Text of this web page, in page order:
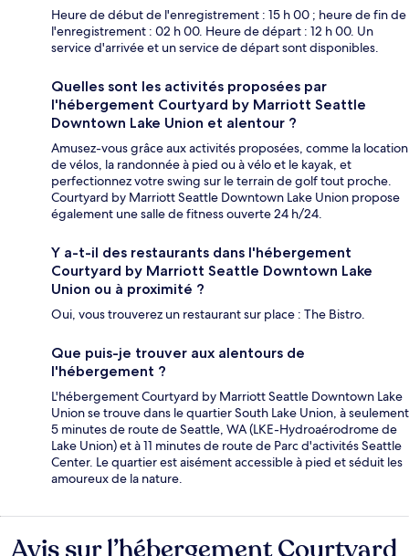
Heure de début de l'enregistrement : 15 h 00 ; heure de fin de
l'enregistrement : 02 h 00. Heure de départ : 12 h 00. Un
service d'arrivée et un service de départ sont disponibles.
Quelles sont les activités proposées par
l'hébergement Courtyard by Marriott Seattle
Downtown Lake Union et alentour ?
Amusez-vous grâce aux activités proposées, comme la location
de vélos, la randonnée à pied ou à vélo et le kayak, et
perfectionnez votre swing sur le terrain de golf tout proche.
Courtyard by Marriott Seattle Downtown Lake Union propose
également une salle de fitness ouverte 24 h/24.
Y a-t-il des restaurants dans l'hébergement
Courtyard by Marriott Seattle Downtown Lake
Union ou à proximité ?
Oui, vous trouverez un restaurant sur place : The Bistro.
Que puis-je trouver aux alentours de
l'hébergement ?
L'hébergement Courtyard by Marriott Seattle Downtown Lake
Union se trouve dans le quartier South Lake Union, à seulement
5 minutes de route de Seattle, WA (LKE-Hydroaérodrome de
Lake Union) et à 11 minutes de route de Parc d'activités Seattle
Center. Le quartier est aisément accessible à pied et séduit les
amoureux de la nature.
Avis